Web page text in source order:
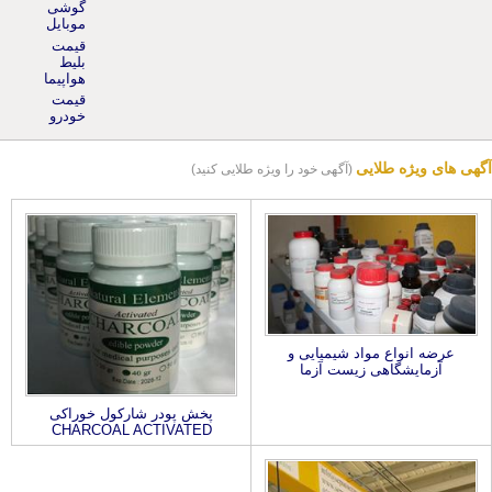
موبایل
قیمت
بلیط
هواپیما
قیمت
خودرو
آگهی های ویژه طلایی (آگهی خود را ویژه طلایی کنید)
عرضه انواع مواد شیمیایی و
آزمایشگاهی زیست آزما
پخش پودر شارکول خوراکی
CHARCOAL ACTIVATED